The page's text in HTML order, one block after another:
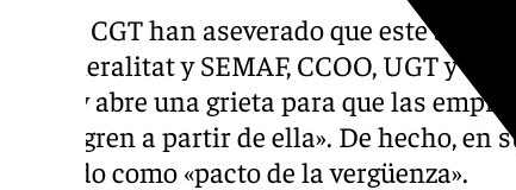
Desde CGT han aseverado que este
la Generalitat y SEMAF, CCOO, UGT y
nada y abre una grieta para que las
desangren a partir de ella». De hecho, en
acuerdo como «pacto de la vergüenza».